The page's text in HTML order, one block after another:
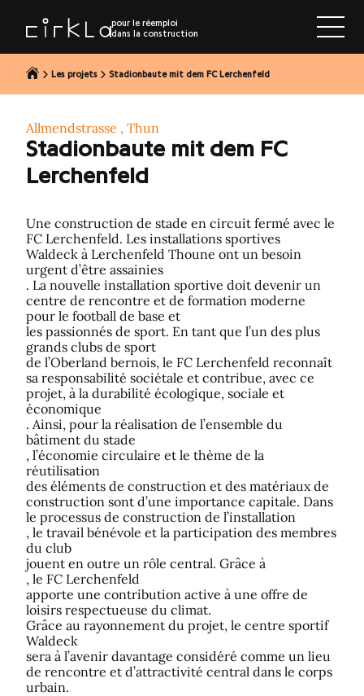
contenu
pour le réemploi
dans la construction
Les projets Stadionbaute mit dem FC Lerchenfeld
Allmendstrasse , Thun
Stadionbaute mit dem FC
Lerchenfeld
Une construction de stade en circuit fermé avec le
FC Lerchenfeld. Les installations sportives
Waldeck à Lerchenfeld Thoune ont un besoin
urgent d’être assainies
. La nouvelle installation sportive doit devenir un
centre de rencontre et de formation moderne
pour le football de base et
les passionnés de sport. En tant que l’un des plus
grands clubs de sport
de l’Oberland bernois, le FC Lerchenfeld reconnaît
sa responsabilité sociétale et contribue, avec ce
projet, à la durabilité écologique, sociale et
économique
. Ainsi, pour la réalisation de l’ensemble du
bâtiment du stade
, l’économie circulaire et le thème de la
réutilisation
des éléments de construction et des matériaux de
construction sont d’une importance capitale. Dans
le processus de construction de l’installation
, le travail bénévole et la participation des membres
du club
jouent en outre un rôle central. Grâce à
, le FC Lerchenfeld
apporte une contribution active à une offre de
loisirs respectueuse du climat.
Grâce au rayonnement du projet, le centre sportif
Waldeck
sera à l’avenir davantage considéré comme un lieu
de rencontre et d’attractivité central dans le corps
urbain.